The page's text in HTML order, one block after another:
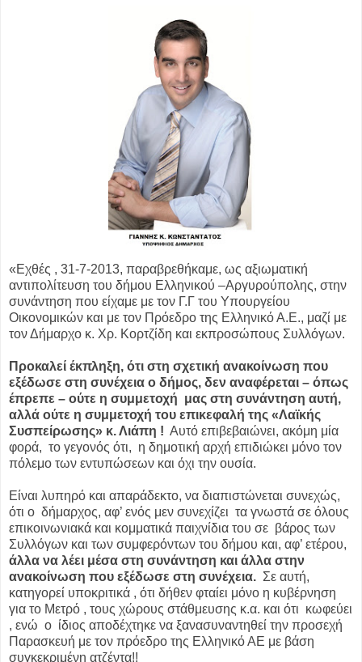
«Εχθές , 31-7-2013, παραβρεθήκαμε, ως αξιωματική
αντιπολίτευση του δήμου Ελληνικού –Αργυρούπολης, στην
συνάντηση που είχαμε με τον Γ.Γ του Υπουργείου
Οικονομικών και με τον Πρόεδρο της Ελληνικό Α.Ε., μαζί με
τον Δήμαρχο κ. Χρ. Κορτζίδη και εκπροσώπους Συλλόγων.
Προκαλεί έκπληξη, ότι στη σχετική ανακοίνωση που
εξέδωσε στη συνέχεια ο δήμος, δεν αναφέρεται – όπως
έπρεπε – ούτε η συμμετοχή μας στη συνάντηση αυτή,
αλλά ούτε η συμμετοχή του επικεφαλή της «Λαϊκής
Συσπείρωσης» κ. Λιάπη ! Αυτό επιβεβαιώνει, ακόμη μία
φορά, το γεγονός ότι, η δημοτική αρχή επιδιώκει μόνο τον
πόλεμο των εντυπώσεων και όχι την ουσία.
Είναι λυπηρό και απαράδεκτο, να διαπιστώνεται συνεχώς,
ότι ο δήμαρχος, αφ’ ενός μεν συνεχίζει τα γνωστά σε όλους
επικοινωνιακά και κομματικά παιχνίδια του σε βάρος των
Συλλόγων και των συμφερόντων του δήμου και, αφ’ ετέρου,
άλλα να λέει μέσα στη συνάντηση και άλλα στην
ανακοίνωση που εξέδωσε στη συνέχεια. Σε αυτή,
κατηγορεί υποκριτικά , ότι δήθεν φταίει μόνο η κυβέρνηση
για το Μετρό , τους χώρους στάθμευσης κ.α. και ότι κωφεύει
, ενώ ο ίδιος αποδέχτηκε να ξανασυναντηθεί την προσεχή
Παρασκευή με τον πρόεδρο της Ελληνικό ΑΕ με βάση
συγκεκριμένη ατζέντα!!